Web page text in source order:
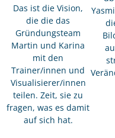
Das ist die Vision,
die die das
Gründungsteam
Martin und Karina
mit den
Trainer/innen und
Visualisierer/innen
teilen. Zeit, sie zu
fragen, was es damit
auf sich hat.